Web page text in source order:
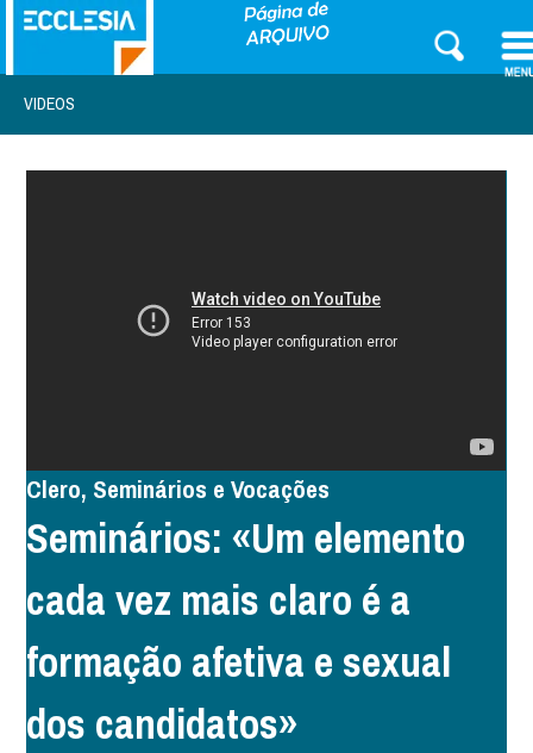
VIDEOS
Clero, Seminários e Vocações
Seminários: «Um elemento
cada vez mais claro é a
formação afetiva e sexual
dos candidatos»